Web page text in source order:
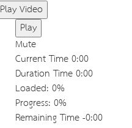
Play Video
Play
Mute
Current Time0:00
Duration Time0:00
Loaded: 0%
Progress: 0%
Remaining Time-0:00